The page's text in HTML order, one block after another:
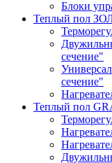
Блоки
Теплый пол
сечение"
сечение"
Теплый пол